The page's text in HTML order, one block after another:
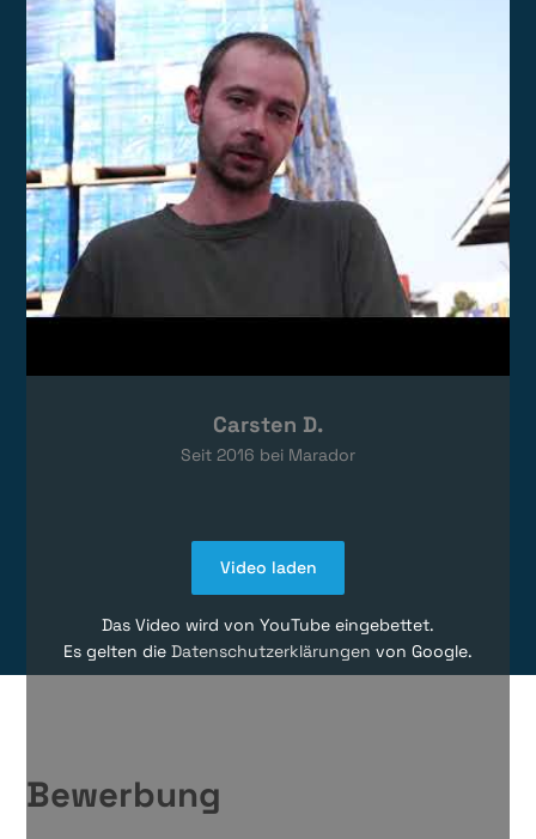
Das Video wird von YouTube eingebettet.
Es gelten die
Datenschutzerklärungen
Video laden
Das Video wird von YouTube eingebettet.
Es gelten die Datenschutzerklärungen von Google.
Carsten D.
Seit 2016 bei Marador
Bewerbung